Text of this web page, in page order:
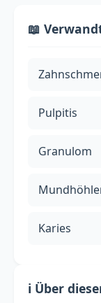
📖
Pulpitis
Granulom
Karies
ℹ️ Über